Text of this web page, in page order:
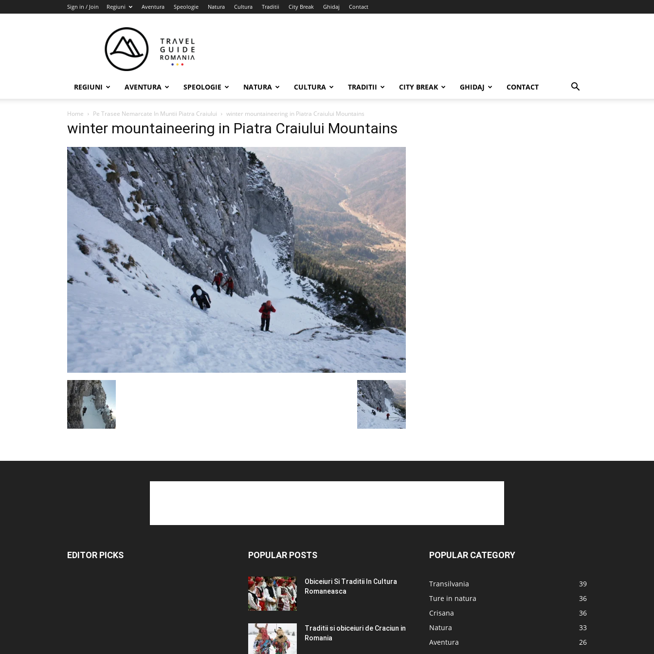
Sign in / Join Regiuni Aventura Speologie Natura Cultura Traditii City Break Ghidaj Contact
Guide
Romania
REGIUNI AVENTURA SPEOLOGIE NATURA CULTURA TRADITII CITY BREAK GHIDAJ CONTACT
Home Pe Trasee Nemarcate In Muntii Piatra Craiului winter mountaineering in Piatra Craiului Mountains
winter mountaineering in Piatra Craiului Mountains
EDITOR PICKS POPULAR POSTS
Obiceiuri Si Traditii In Cultura
Romaneasca
Traditii si obiceiuri de Craciun in
Romania
POPULAR CATEGORY
Transilvania
39
Ture in natura
36
Crisana
36
Natura
33
Aventura
26